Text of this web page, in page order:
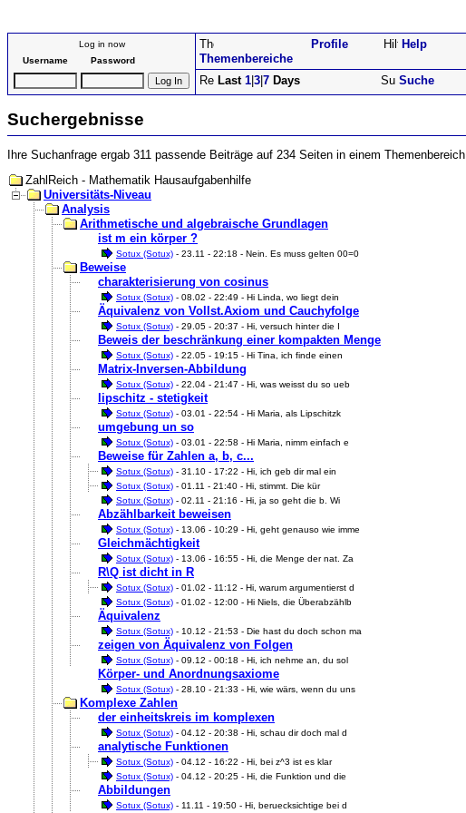
Log in now
Username
Password Themenbereiche
Profile Help
Last 1 3 7 Days Suche
Suchergebnisse
Ihre Suchanfrage ergab 311 passende Beiträge auf 234 Seiten in einem Themenbereich.
ZahlReich - Mathematik Hausaufgabenhilfe
Universitäts-Niveau
Analysis
Arithmetische und algebraische Grundlagen
ist m ein körper ?
Sotux (Sotux) - 23.11 - 22:18 - Nein. Es muss gelten 00=0
Beweise
charakterisierung von cosinus
Sotux (Sotux) - 08.02 - 22:49 - Hi Linda, wo liegt dein
Äquivalenz von Vollst.Axiom und Cauchyfolge
Sotux (Sotux) - 29.05 - 20:37 - Hi, versuch hinter die I
Beweis der beschränkung einer kompakten Menge
Sotux (Sotux) - 22.05 - 19:15 - Hi Tina, ich finde einen
Matrix-Inversen-Abbildung
Sotux (Sotux) - 22.04 - 21:47 - Hi, was weisst du so ueb
lipschitz - stetigkeit
Sotux (Sotux) - 03.01 - 22:54 - Hi Maria, als Lipschitzk
umgebung un so
Sotux (Sotux) - 03.01 - 22:58 - Hi Maria, nimm einfach e
Beweise für Zahlen a, b, c...
Sotux (Sotux) - 31.10 - 17:22 - Hi, ich geb dir mal ein
Sotux (Sotux) - 01.11 - 21:40 - Hi, stimmt. Die kür
Sotux (Sotux) - 02.11 - 21:16 - Hi, ja so geht die b. Wi
Abzählbarkeit beweisen
Sotux (Sotux) - 13.06 - 10:29 - Hi, geht genauso wie imme
Gleichmächtigkeit
Sotux (Sotux) - 13.06 - 16:55 - Hi, die Menge der nat. Za
R\Q ist dicht in R
Sotux (Sotux) - 01.02 - 11:12 - Hi, warum argumentierst d
Sotux (Sotux) - 01.02 - 12:00 - Hi Niels, die Überabzählb
Äquivalenz
Sotux (Sotux) - 10.12 - 21:53 - Die hast du doch schon ma
zeigen von Äquivalenz von Folgen
Sotux (Sotux) - 09.12 - 00:18 - Hi, ich nehme an, du sol
Körper- und Anordnungsaxiome
Sotux (Sotux) - 28.10 - 21:33 - Hi, wie wärs, wenn du uns
Komplexe Zahlen
der einheitskreis im komplexen
Sotux (Sotux) - 04.12 - 20:38 - Hi, schau dir doch mal d
analytische Funktionen
Sotux (Sotux) - 04.12 - 16:22 - Hi, bei z^3 ist es klar
Sotux (Sotux) - 04.12 - 20:25 - Hi, die Funktion und die
Abbildungen
Sotux (Sotux) - 11.11 - 19:50 - Hi, beruecksichtige bei d